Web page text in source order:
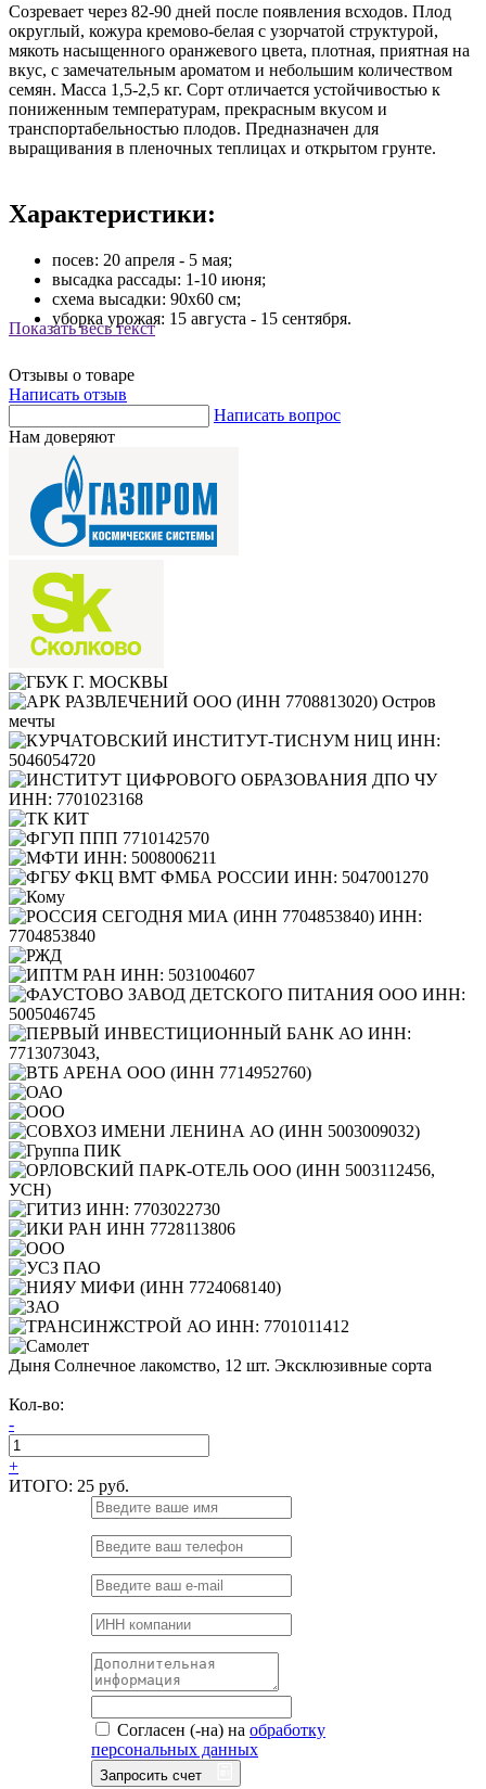
Показать весь текст
Созревает через 82-90 дней после появления всходов. Плод
округлый, кожура кремово-белая с узорчатой структурой,
мякоть насыщенного оранжевого цвета, плотная, приятная на
вкус, с замечательным ароматом и небольшим количеством
семян. Масса 1,5-2,5 кг. Сорт отличается устойчивостью к
пониженным температурам, прекрасным вкусом и
транспортабельностью плодов. Предназначен для
выращивания в пленочных теплицах и открытом грунте.
Характеристики:
посев: 20 апреля - 5 мая;
высадка рассады: 1-10 июня;
схема высадки: 90х60 см;
уборка урожая: 15 августа - 15 сентября.
Отзывы о товаре
Написать отзыв
Написать вопрос
Нам доверяют
Дыня Солнечное лакомство, 12 шт. Эксклюзивные сорта
Кол-во:
-
+
ИТОГО: 25 руб.
Согласен (-на) на обработку
персональных данных
Запросить счет